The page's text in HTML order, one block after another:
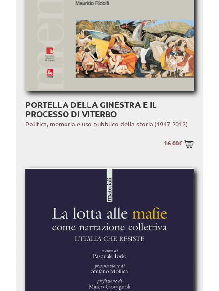
PORTELLA DELLA GINESTRA E IL
PROCESSO DI VITERBO
Politica, memoria e uso pubblico della storia (1947-2012)
16.00€